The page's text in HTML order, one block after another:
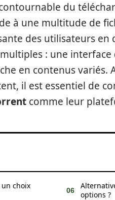
du
à une multitude de
des utilisateurs
: une
en contenus variés.
il est essentiel de
comme leur
choix
options ?